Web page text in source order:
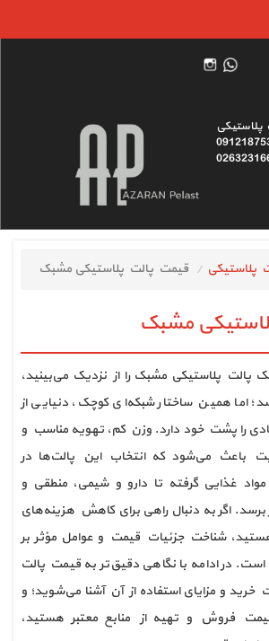
پلاستیکی
پلاستیکی قیمت پالت پلاستیکی مشبک
مشبک
پالت پلاستیکی مشبک را از نزدیک می‌بینید،
اما همین ساختار شبکه‌ای کوچک، دنیایی از
را پشت خود دارد. وزن کم، تهویه مناسب و
باعث می‌شود که انتخاب این پالت‌ها در
مواد غذایی گرفته تا دارو و شیمی، منطقی و
اگر به دنبال راهی برای کاهش هزینه‌های
شناخت جزئیات قیمت و عوامل مؤثر بر
در ادامه با نگاهی دقیق‌تر به قیمت پالت
و مزایای استفاده از آن آشنا می‌شوید؛ و
قیمت فروش و تهیه از منابع معتبر هستید،